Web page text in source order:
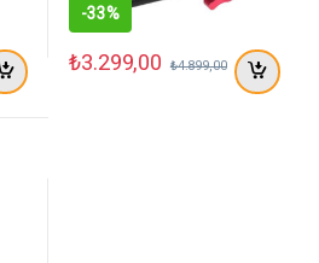
-33%
₺3.299,00 ₺4.899,00